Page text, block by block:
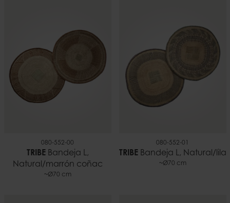
080-552-00
TRIBEBandeja L,
Natural/marrón coñac
~Ø70 cm
080-552-01
TRIBEBandeja L, Natural/lila
~Ø70 cm